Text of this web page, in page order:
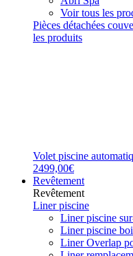
Voir tous les
Pièces détachées
les produits
Volet piscine
2499,00€
Revêtement
Revêtement
Liner piscine
Liner piscine
Liner piscine
Liner Overlap